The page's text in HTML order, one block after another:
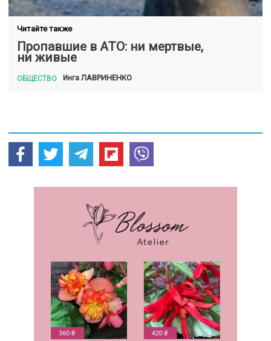
Читайте также
Пропавшие в АТО: ни мертвые,
ни живые
ОБЩЕСТВО ИнгаЛАВРИНЕНКО